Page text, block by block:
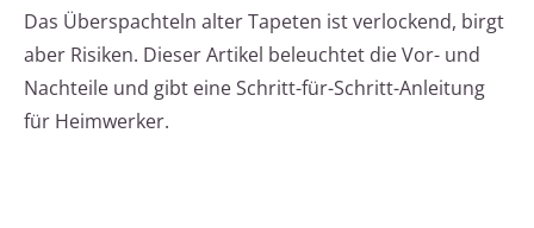
Das Überspachteln alter Tapeten ist verlockend, birgt
aber Risiken. Dieser Artikel beleuchtet die Vor- und
Nachteile und gibt eine Schritt-für-Schritt-Anleitung
für Heimwerker.